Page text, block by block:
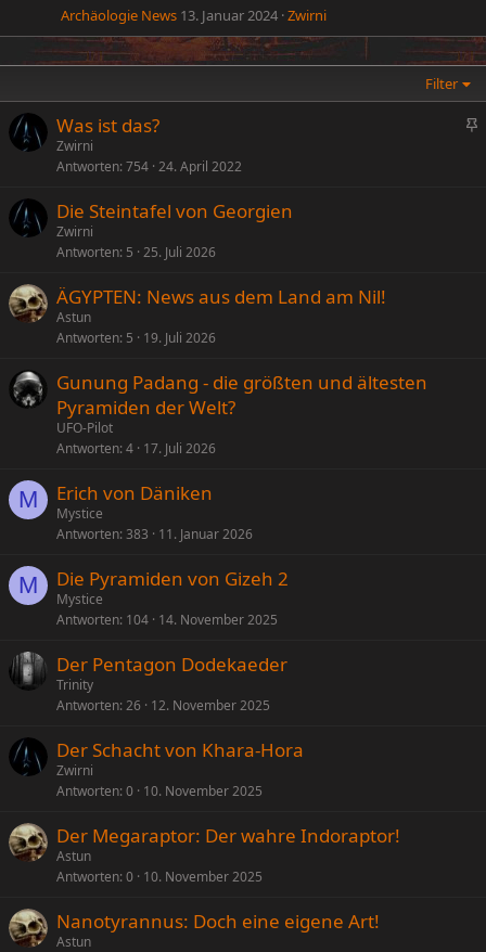
Archäologie News 13. Januar 2024 Zwirni
Filter
A
Was ist das?
Zwirni
Antworten 754 24. April 2022
Die Steintafel von Georgien
Zwirni
Antworten 5 25. Juli 2026
ÄGYPTEN: News aus dem Land am Nil!
Astun
Antworten 5 19. Juli 2026
Gunung Padang - die größten und ältesten
Pyramiden der Welt?
UFO-Pilot
Antworten 4 17. Juli 2026
M Erich von Däniken
Mystice
Antworten 383 11. Januar 2026
M Die Pyramiden von Gizeh 2
Mystice
Antworten 104 14. November 2025
Der Pentagon Dodekaeder
Trinity
Antworten 26 12. November 2025
Der Schacht von Khara-Hora
Zwirni
Antworten 0 10. November 2025
Der Megaraptor: Der wahre Indoraptor!
Astun
Antworten 0 10. November 2025
Nanotyrannus: Doch eine eigene Art!
Astun